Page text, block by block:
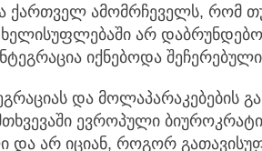
ქართველ ამომრჩეველს, რომ
არ
იქნებოდა
და მოლაპარაკებების
ევროპული
და არ იციან, როგორ